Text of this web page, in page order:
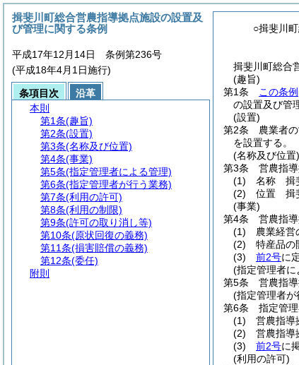
○揖斐川
揖斐川町総合
(趣旨)
第1条
この条例
の設置及び管
(設置)
第2条
農業者
を設置する。
(名称及び位置)
第3条
営農指
(1)
名称 揖
(2)
位置 揖
(事業)
第4条
営農指
(1)
農業経営
(2)
特産品の
(3)
前2号に
(指定管理者に
第5条
営農指
(指定管理者が
第6条
指定管
(1)
営農指導
(2)
営農指導
(3)
前2号に
(利用の許可)
揖斐川町総合営農指導拠点施設の設置及
び管理に関する条例
平成17年12月14日 条例第236号
(平成18年4月1日施行)
条項目次
沿革
本則
第1条(趣旨)
第2条(設置)
第3条(名称及び位置)
第4条(事業)
第5条(指定管理者による管理)
第6条(指定管理者が行う業務)
第7条(利用の許可)
第8条(利用の制限)
第9条(許可の取り消し等)
第10条(原状回復の義務)
第11条(損害賠償の義務)
第12条(委任)
附則